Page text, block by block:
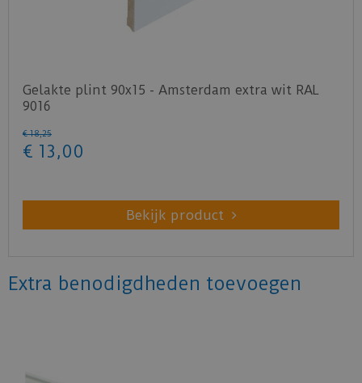
Gelakte plint 90x15 - Amsterdam extra wit RAL
9016
€ 18,25
€ 13 ,00
Bekijk product
Extra benodigdheden toevoegen